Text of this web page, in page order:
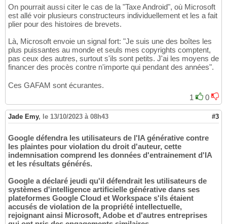
On pourrait aussi citer le cas de la "Taxe Android", où Microsoft
est allé voir plusieurs constructeurs individuellement et les a fait
plier pour des histoires de brevets.
Là, Microsoft envoie un signal fort: "Je suis une des boîtes les
plus puissantes au monde et seuls mes copyrights comptent,
pas ceux des autres, surtout s'ils sont petits. J'ai les moyens de
financer des procès contre n'importe qui pendant des années".
Ces GAFAM sont écurantes.
1
0
Jade Emy, le 13/10/2023 à 08h43 #3
Google défendra les utilisateurs de l'IA générative contre
les plaintes pour violation du droit d'auteur, cette
indemnisation comprend les données d'entrainement d'IA
et les résultats générés.
Google a déclaré jeudi qu'il défendrait les utilisateurs de
systèmes d'intelligence artificielle générative dans ses
plateformes Google Cloud et Workspace s'ils étaient
accusés de violation de la propriété intellectuelle,
rejoignant ainsi Microsoft, Adobe et d'autres entreprises